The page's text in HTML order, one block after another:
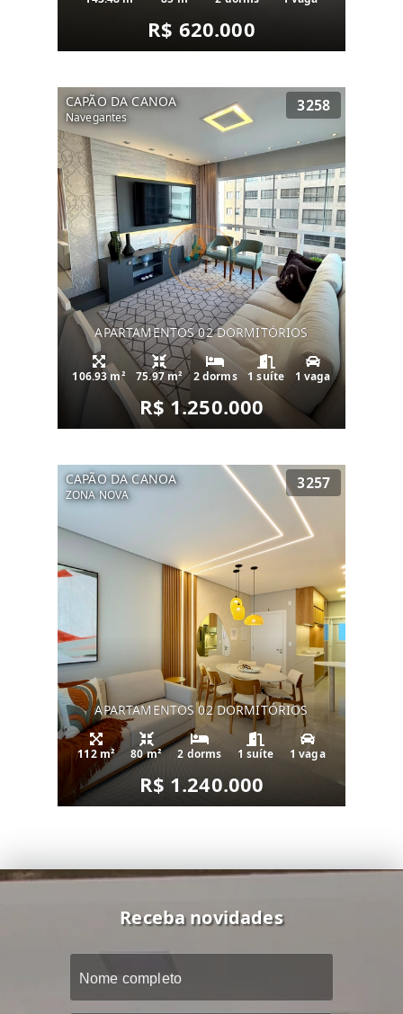
R$ 620.000
CAPÃO DA CANOA
Navegantes
3258
APARTAMENTOS 02 DORMITÓRIOS
106.93 m² 75.97 m² 2 dorms 1 suíte 1 vaga
R$ 1.250.000
CAPÃO DA CANOA
ZONA NOVA
3257
APARTAMENTOS 02 DORMITÓRIOS
112 m² 80 m² 2 dorms 1 suíte 1 vaga
R$ 1.240.000
Receba novidades